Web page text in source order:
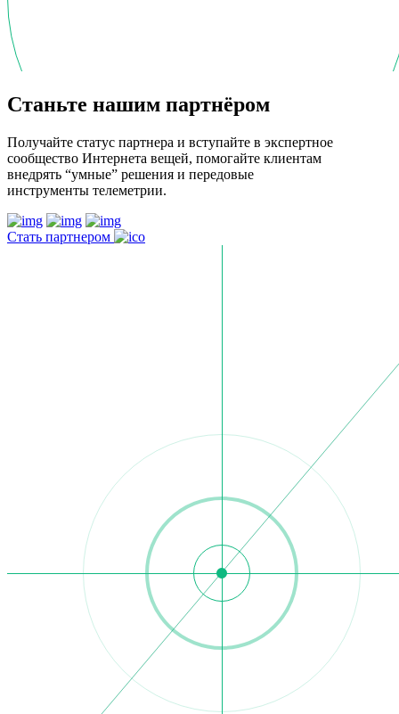
Станьте нашим партнёром
Получайте статус партнера и вступайте в экспертное
сообщество Интернета вещей, помогайте клиентам
внедрять “умные” решения и передовые
инструменты телеметрии.
Стать партнером